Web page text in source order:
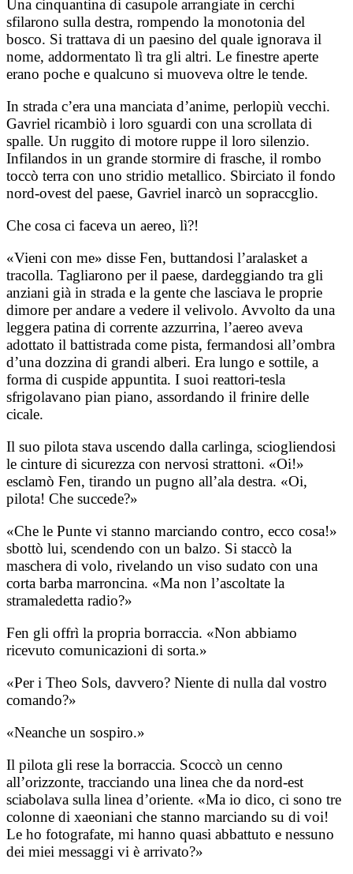
Una cinquantina di casupole arrangiate in cerchi
sfilarono sulla destra, rompendo la monotonia del
bosco. Si trattava di un paesino del quale ignorava il
nome, addormentato lì tra gli altri. Le finestre aperte
erano poche e qualcuno si muoveva oltre le tende.
In strada c’era una manciata d’anime, perlopiù vecchi.
Gavriel ricambiò i loro sguardi con una scrollata di
spalle. Un ruggito di motore ruppe il loro silenzio.
Infilandos in un grande stormire di frasche, il rombo
toccò terra con uno stridio metallico. Sbirciato il fondo
nord-ovest del paese, Gavriel inarcò un sopraccglio.
Che cosa ci faceva un aereo, lì?!
«Vieni con me» disse Fen, buttandosi l’aralasket a
tracolla. Tagliarono per il paese, dardeggiando tra gli
anziani già in strada e la gente che lasciava le proprie
dimore per andare a vedere il velivolo. Avvolto da una
leggera patina di corrente azzurrina, l’aereo aveva
adottato il battistrada come pista, fermandosi all’ombra
d’una dozzina di grandi alberi. Era lungo e sottile, a
forma di cuspide appuntita. I suoi reattori-tesla
sfrigolavano pian piano, assordando il frinire delle
cicale.
Il suo pilota stava uscendo dalla carlinga, sciogliendosi
le cinture di sicurezza con nervosi strattoni. «Oi!»
esclamò Fen, tirando un pugno all’ala destra. «Oi,
pilota! Che succede?»
«Che le Punte vi stanno marciando contro, ecco cosa!»
sbottò lui, scendendo con un balzo. Si staccò la
maschera di volo, rivelando un viso sudato con una
corta barba marroncina. «Ma non l’ascoltate la
stramaledetta radio?»
Fen gli offrì la propria borraccia. «Non abbiamo
ricevuto comunicazioni di sorta.»
«Per i Theo Sols, davvero? Niente di nulla dal vostro
comando?»
«Neanche un sospiro.»
Il pilota gli rese la borraccia. Scoccò un cenno
all’orizzonte, tracciando una linea che da nord-est
sciabolava sulla linea d’oriente. «Ma io dico, ci sono tre
colonne di xaeoniani che stanno marciando su di voi!
Le ho fotografate, mi hanno quasi abbattuto e nessuno
dei miei messaggi vi è arrivato?»